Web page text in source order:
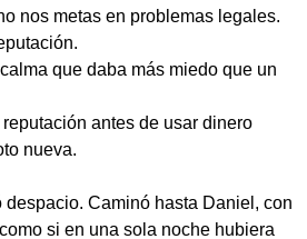
nos metas en problemas legales.
que daba más miedo que un
antes de usar dinero
nueva.
despacio. Caminó hasta Daniel, con
si en una sola noche hubiera